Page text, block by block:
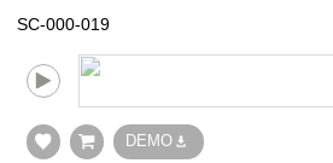
SC-000-019
DEMO